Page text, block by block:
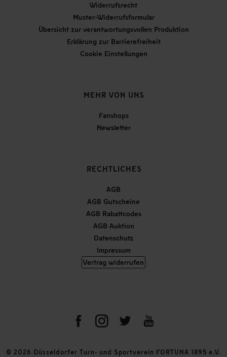
Widerrufsrecht
Muster-Widerrufsformular
Übersicht zur verantwortungsvollen Produktion
Erklärung zur Barrierefreiheit
Cookie Einstellungen
MEHR VON UNS
Fanshops
Newsletter
RECHTLICHES
AGB
AGB Gutscheine
AGB Rabattcodes
AGB Auktion
Datenschutz
Impressum
Vertrag widerrufen
© 2026 Düsseldorfer Turn- und Sportverein FORTUNA 1895 e.V.